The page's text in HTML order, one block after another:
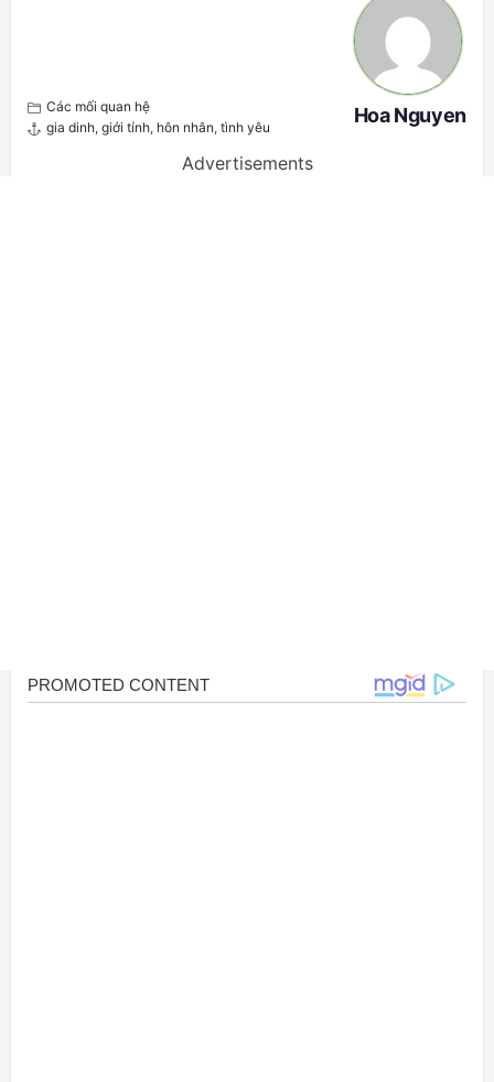
Các mối quan hệ
gia dinh, giới tính, hôn nhân, tình yêu
Hoa Nguyen
Advertisements